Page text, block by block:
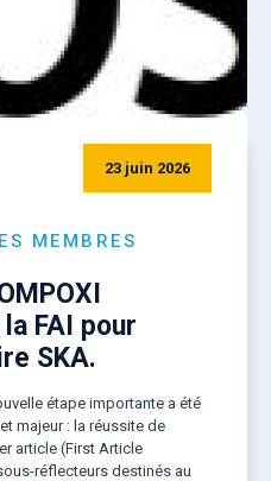
23 juin 2026
MEMBRES
FAI pour
SKA.
étape importante a été
majeur : la réussite de
article (First Article
réflecteurs destinés au